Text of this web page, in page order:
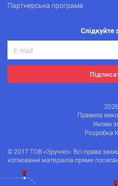
Партнерська програма
Слідкуйте
2026
Правила
Умови
Розробка
© 2017 ТОВ «Зручно». Всі права
копіюванні матеріалів пряме